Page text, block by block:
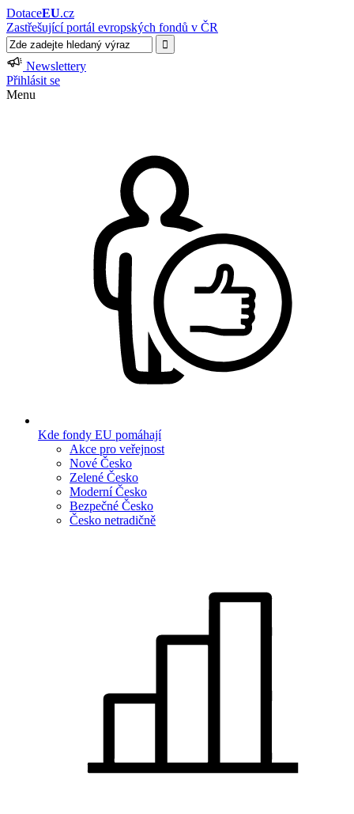
DotaceEU.cz
Zastřešující portál evropských fondů v ČR
Newslettery
Přihlásit se
Menu
Kde fondy EU pomáhají
Akce pro veřejnost
Nové Česko
Zelené Česko
Moderní Česko
Bezpečné Česko
Česko netradičně